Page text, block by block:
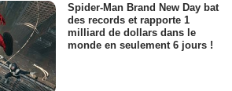
Spider-Man Brand New Day bat
des records et rapporte 1
milliard de dollars dans le
monde en seulement 6 jours !